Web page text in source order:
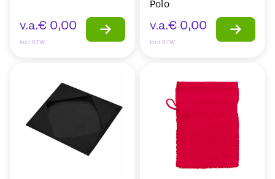
v.a.€ 0,00
Incl. BTW
Polo
v.a.€ 0,00
Incl. BTW